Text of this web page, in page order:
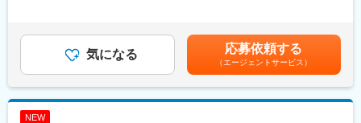
・国内（頻度）：あり 月1回 場所：辰野事業所や顧客訪問等
・海外（頻度）：あり 数年に1回 場所：US、ヨーロッパ、中
変更の範囲：会社の定める業務
生産することを目的に、超音波プローブなどの医療機器の生産に
関わる業務を行います。
■業務の進め方：
はあくまでも目安の金額であり、選考を通じて上下する可能性が
あります。月給(月額)は固定手当を含めた表記です。
気になる 応募依頼する
（エージェントサービス）
NEW